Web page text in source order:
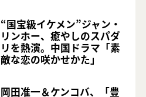
“国宝級イケメン”ジャン・
リンホー、癒やしのスパダ
リを熱演。中国ドラマ「素
敵な恋の咲かせかた」
岡田准一＆ケンコバ、「豊